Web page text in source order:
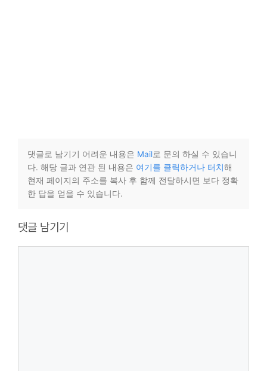
댓글로 남기기 어려운 내용은 Mail로 문의 하실 수 있습니
다. 해당 글과 연관 된 내용은 여기를 클릭하거나 터치해
현재 페이지의 주소를 복사 후 함께 전달하시면 보다 정확
한 답을 얻을 수 있습니다.
댓글 남기기